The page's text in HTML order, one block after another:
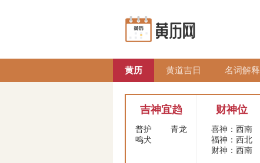
黄历 黄道吉日 名词解释
吉神宜趋
普护
青龙
鸣犬
财神位
喜神：西南
福神：西北
财神：西南